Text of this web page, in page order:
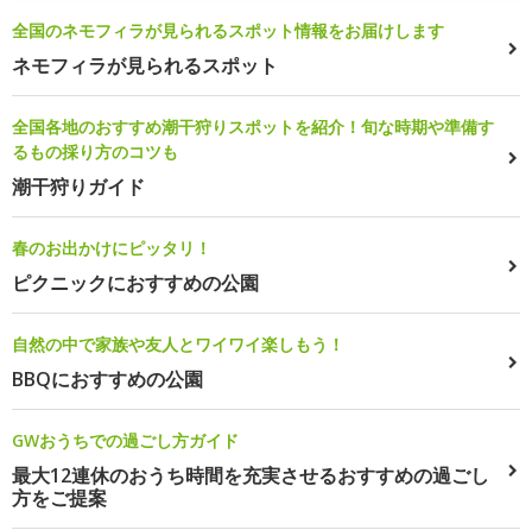
全国のネモフィラが見られるスポット情報をお届けします
ネモフィラが見られるスポット
全国各地のおすすめ潮干狩りスポットを紹介！旬な時期や準備す
るもの採り方のコツも
潮干狩りガイド
春のお出かけにピッタリ！
ピクニックにおすすめの公園
自然の中で家族や友人とワイワイ楽しもう！
BBQにおすすめの公園
GWおうちでの過ごし方ガイド
最大12連休のおうち時間を充実させるおすすめの過ごし
方をご提案